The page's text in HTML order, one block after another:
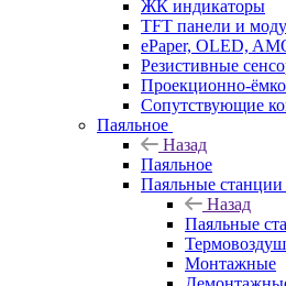
ЖК индикаторы
TFT панели и
ePaper, OLED,
Резистивные
Проекционно-
Сопутствующие
Паяльное
Назад
Паяльное
Паяльные станции
Назад
Паяльные
Монтажные